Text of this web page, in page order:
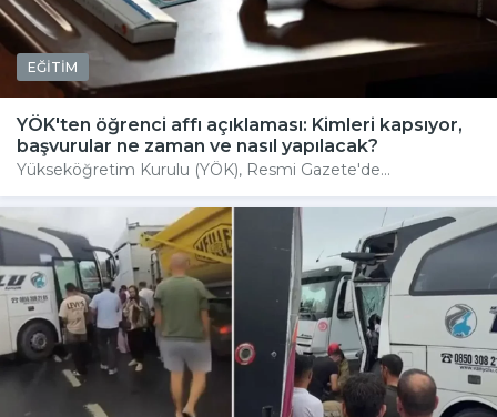
EĞİTİM
YÖK'ten öğrenci affı açıklaması: Kimleri kapsıyor,
başvurular ne zaman ve nasıl yapılacak?
Yükseköğretim Kurulu (YÖK), Resmi Gazete'de...